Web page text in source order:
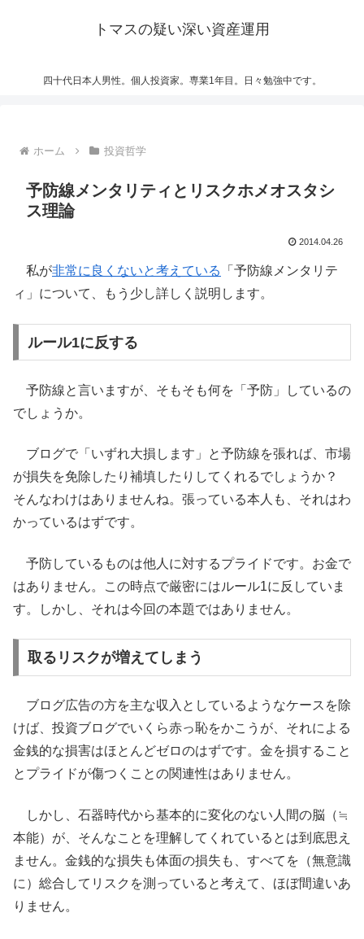
トマスの疑い深い資産運用
四十代日本人男性。個人投資家。専業1年目。日々勉強中です。
ホーム 投資哲学
予防線メンタリティとリスクホメオスタシ
ス理論
2014.04.26
私が非常に良くないと考えている
「予防線メンタリテ
ィ」について、もう少し詳しく説明します。
ルール1に反する
予防線と言いますが、そもそも何を「予防」しているの
でしょうか。
ブログで「いずれ大損します」と予防線を張れば、市場
が損失を免除したり補填したりしてくれるでしょうか？
そんなわけはありませんね。張っている本人も、それはわ
かっているはずです。
予防しているものは他人に対するプライドです。お金で
はありません。この時点で厳密にはルール1に反していま
す。しかし、それは今回の本題ではありません。
取るリスクが増えてしまう
ブログ広告の方を主な収入としているようなケースを除
けば、投資ブログでいくら赤っ恥をかこうが、それによる
金銭的な損害はほとんどゼロのはずです。金を損すること
とプライドが傷つくことの関連性はありません。
しかし、石器時代から基本的に変化のない人間の脳（≒
本能）が、そんなことを理解してくれているとは到底思え
ません。金銭的な損失も体面の損失も、すべてを（無意識
に）総合してリスクを測っていると考えて、ほぼ間違いあ
りません。